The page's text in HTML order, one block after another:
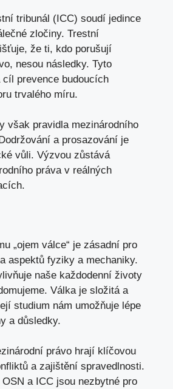
tribunál (ICC) soudí jedince
zločiny. Trestní
že ti, kdo porušují
nesou následky. Tyto
prevence budoucích
trvalého míru.
však pravidla mezinárodního
a prosazování je
vůli. Výzvou zůstává
práva v reálných
„ojem válce“ je zásadní pro
aspektů fyziky a mechaniky.
naše každodenní životy
Válka je složitá a
studium nám umožňuje lépe
a důsledky.
právo hrají klíčovou
a zajištění spravedlnosti.
a ICC jsou nezbytné pro